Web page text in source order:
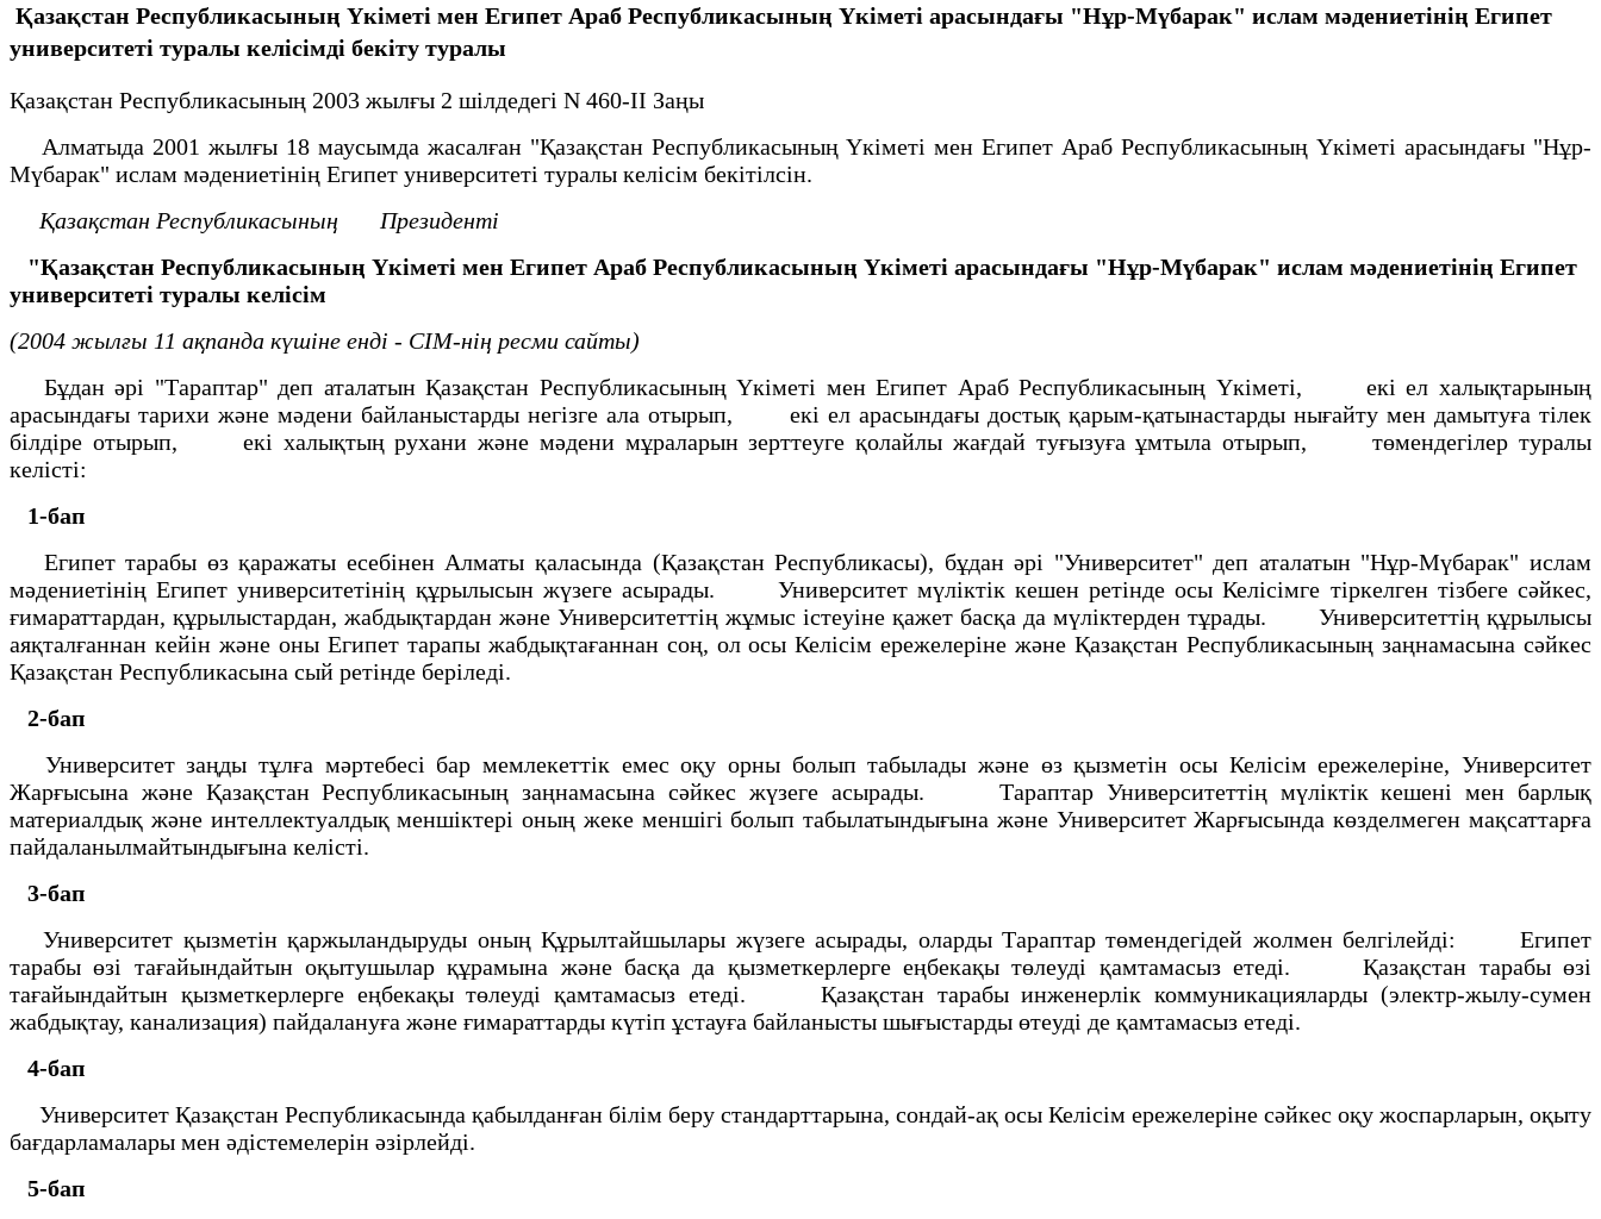
Қазақстан Республикасының Үкіметі мен Египет Араб Республикасының Үкіметі арасындағы "Нұр-Мүбарак" ислам мәдениетінің Египет
университеті туралы келісімді бекіту туралы
Қазақстан Республикасының 2003 жылғы 2 шілдедегі N 460-ІІ Заңы
Алматыда 2001 жылғы 18 маусымда жасалған "Қазақстан Республикасының Үкіметі мен Египет Араб Республикасының Үкіметі арасындағы "Нұр-
Мүбарак" ислам мәдениетінің Египет университеті туралы келісім бекітілсін.
Қазақстан Республикасының
Президенті
"Қазақстан Республикасының Үкiметi мен Египет Араб Республикасының Үкiметi арасындағы "Нұр-Мүбарак" ислам мәдениетiнің Египет
университетi туралы келісім
(2004 жылғы 11 ақпанда күшіне енді - СІМ-нің ресми сайты)
Бұдан әрi "Тараптар" деп аталатын Қазақстан Республикасының Үкiметi мен Египет Араб Республикасының Үкiметi, екi ел халықтарының
арасындағы тарихи және мәдени байланыстарды негізге ала отырып, екi ел арасындағы достық қарым-қатынастарды нығайту мен дамытуға тiлек
бiлдiре отырып, екi халықтың рухани және мәдени мұраларын зерттеуге қолайлы жағдай туғызуға ұмтыла отырып, төмендегілер туралы
келiстi:
1-бап
Египет тарабы өз қаражаты есебiнен Алматы қаласында (Қазақстан Республикасы), бұдан әрi "Университет" деп аталатын "Нұр-Мүбарак" ислам
мәдениетінің Египет университетiнің құрылысын жүзеге асырады. Университет мүлiктік кешен ретiнде осы Келiсiмге тiркелген тiзбеге сәйкес,
ғимараттардан, құрылыстардан, жабдықтардан және Университеттің жұмыс iстеуiне қажет басқа да мүлiктерден тұрады. Университеттің құрылысы
аяқталғаннан кейiн және оны Египет тарапы жабдықтағаннан соң, ол осы Келiсiм ережелерiне және Қазақстан Республикасының заңнамасына сәйкес
Қазақстан Республикасына сый ретiнде беріледi.
2-бап
Университет заңды тұлға мәртебесi бар мемлекеттік емес оқу орны болып табылады және өз қызметiн осы Келiсiм ережелерiне, Университет
Жарғысына және Қазақстан Республикасының заңнамасына сәйкес жүзеге асырады. Тараптар Университеттің мүлiктiк кешенi мен барлық
материалдық және интеллектуалдық меншiктерi оның жеке меншiгi болып табылатындығына және Университет Жарғысында көзделмеген мақсаттарға
пайдаланылмайтындығына келiстi.
3-бап
Университет қызметiн қаржыландыруды оның Құрылтайшылары жүзеге асырады, оларды Тараптар төмендегiдей жолмен белгiлейдi: Египет
тарабы өзi тағайындайтын оқытушылар құрамына және басқа да қызметкерлерге еңбекақы төлеудi қамтамасыз етедi. Қазақстан тарабы өзі
тағайындайтын қызметкерлерге еңбекақы төлеуді қамтамасыз етеді. Қазақстан тарабы инженерлiк коммуникацияларды (электр-жылу-сумен
жабдықтау, канализация) пайдалануға және ғимараттарды күтiп ұстауға байланысты шығыстарды өтеудi де қамтамасыз етедi.
4-бап
Университет Қазақстан Республикасында қабылданған бiлiм беру стандарттарына, сондай-ақ осы Келiсiм ережелерiне сәйкес оқу жоспарларын, оқыту
бағдарламалары мен әдiстемелерiн әзiрлейдi.
5-бап